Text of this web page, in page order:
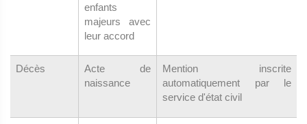
enfants
majeurs avec
leur accord
Décès
Acte de
naissance
Mention inscrite
automatiquement par le
service d'état civil